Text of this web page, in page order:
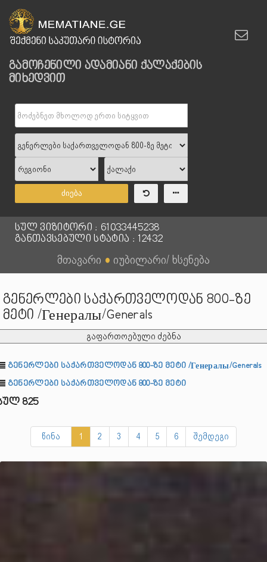
გამოჩენილი ადამიანი ქალაქების
მიხედვით
ძიება
სულ ვიზიტორი : 61033445238
განთავსებული სტატია : 12432
მთავარი ● იუბილარი/ ხსენება
გენერლები საქართველოდან 800-ზე
მეტი /Генералы/Generals
გაფართოებული ძებნა
გენერლები საქართველოდან 800-ზე მეტი /Генералы/Generals
გენერლები საქართველოდან 800-ზე მეტი
825
წინა 1 2 3 4 5 6 შემდეგი